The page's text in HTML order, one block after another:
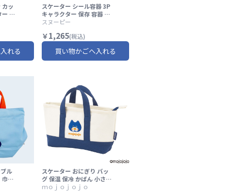
カッ
ー 子
コ
ー
ッ
な
ンタ
れる
スケーター シール容器 3P
キャラクター 保存 容器 セ
ット 3個セット キッズ 可
ーピー ウッドストック カ
ーニバル SNOOPY ピーナ
ッツ【3個 セット 幼稚園
保育園 子供 子ども 弁当 ラ
スヌーピー
￥ 1,265(税込)
買い物かごへ入れる
ル
巾着
sk
スケーター おにぎり バッ
グ 保温 保冷 かばん 小さめ
かわいい おしゃれ おでか
ｍｏｊｏｊｏｊｏ